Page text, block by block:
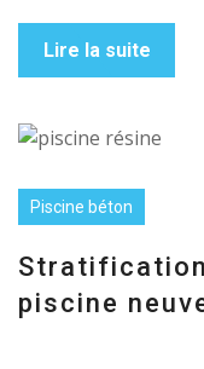
Lire la suite
Piscine béton
piscine